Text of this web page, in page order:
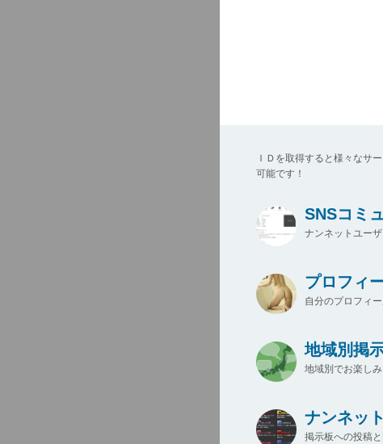
ＩＤを取得すると様々なサ
可能です！
SNSコミ
ナンネットユー
プロフィ
自分のプロフィ
地域別掲
地域別でお楽し
ナンネッ
掲示板への投稿